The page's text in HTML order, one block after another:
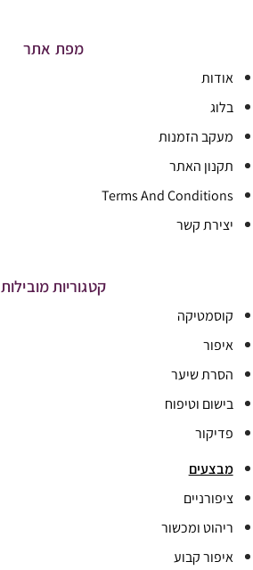
מפת אתר
אודות
בלוג
מעקב הזמנות
תקנון האתר
Terms And Conditions
יצירת קשר
קטגוריות מובילות
קוסמטיקה
איפור
הסרת שיער
בישום וטיפוח
פדיקור
מבצעים
ציפורניים
ריהוט ומכשור
איפור קבוע